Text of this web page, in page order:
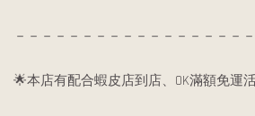
－－－－－－－－－－－－－－－－－－
🌟本店有配合蝦皮店到店、OK滿額免運